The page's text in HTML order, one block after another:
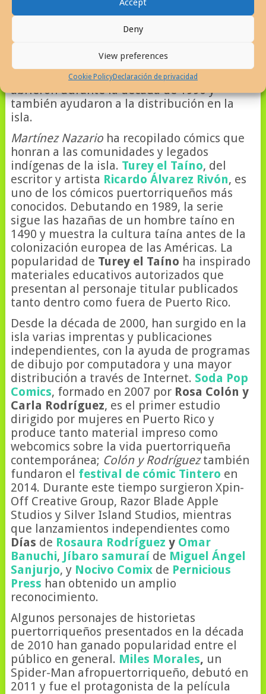
Deny
View preferences
Cookie PolicyDeclaración de privacidad
). Los estudios de arte
surgieron a lo largo de la década de 1990,
muchos de los cuales produjeron cómics
influenciados por los superhéroes
estadounidenses de los Estados Unidos
continentales. Varias tiendas de cómics
abrieron durante la década de 1990 y
también ayudaron a la distribución en la
isla.
Martínez Nazario ha recopilado cómics que
honran a las comunidades y legados
indígenas de la isla. Turey el Taíno, del
escritor y artista Ricardo Álvarez Rivón, es
uno de los cómicos puertorriqueños más
conocidos. Debutando en 1989, la serie
sigue las hazañas de un hombre taíno en
1490 y muestra la cultura taína antes de la
colonización europea de las Américas. La
popularidad de Turey el Taíno ha inspirado
materiales educativos autorizados que
presentan al personaje titular publicados
tanto dentro como fuera de Puerto Rico.
Desde la década de 2000, han surgido en la
isla varias imprentas y publicaciones
independientes, con la ayuda de programas
de dibujo por computadora y una mayor
distribución a través de Internet. Soda Pop
Comics, formado en 2007 por Rosa Colón y
Carla Rodríguez, es el primer estudio
dirigido por mujeres en Puerto Rico y
produce tanto material impreso como
webcomics sobre la vida puertorriqueña
contemporánea; Colón y Rodrígueztambién
fundaron el festival de cómic Tintero en
2014. Durante este tiempo surgieron Xpin-
Off Creative Group, Razor Blade Apple
Studios y Silver Island Studios, mientras
que lanzamientos independientes como
Días de Rosaura Rodríguez y Omar
Banuchi, Jíbaro samuraí de Miguel Ángel
Sanjurjo, y Nocivo Comix de Pernicious
Press han obtenido un amplio
reconocimiento.
Algunos personajes de historietas
puertorriqueños presentados en la década
de 2010 han ganado popularidad entre el
público en general. Miles Morales, un
Spider-Man afropuertorriqueño, debutó en
2011 y fue el protagonista de la película